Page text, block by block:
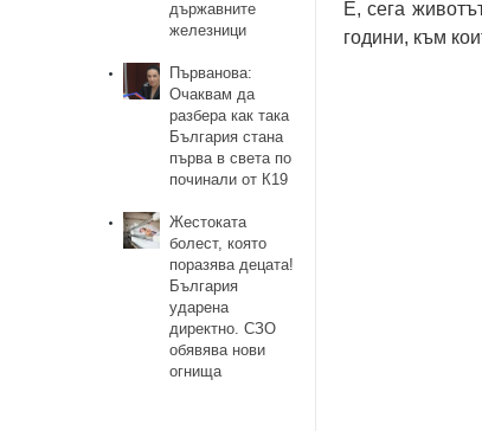
Е, ceгa
гoдини, към
държавните
железници
Първанова:
Очаквам да
разбера как така
България стана
първа в света по
починали от К19
Жестоката
болест, която
поразява децата!
България
ударена
директно. СЗО
обявява нови
огнища